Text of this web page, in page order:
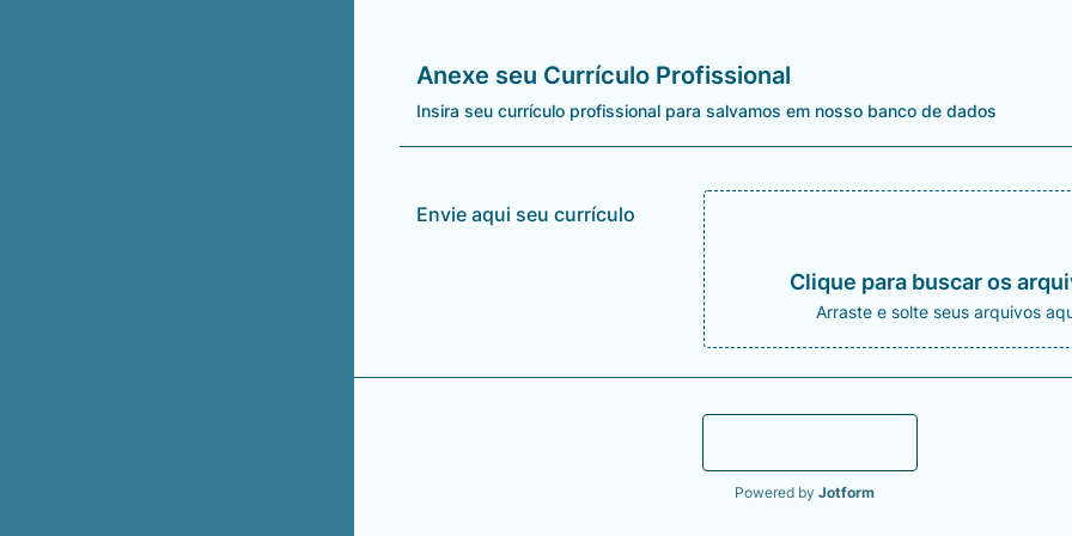
Anexe seu Currículo Profissional
Insira seu currículo profissional para salvamos em nosso banco de dados
Envie aqui seu currículo
Clique para buscar os
Arraste e solte seus arquivos
Powered by Jotform